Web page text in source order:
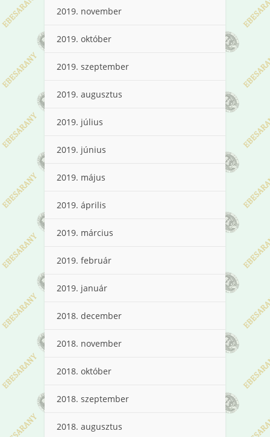
2019. november
2019. október
2019. szeptember
2019. augusztus
2019. július
2019. június
2019. május
2019. április
2019. március
2019. február
2019. január
2018. december
2018. november
2018. október
2018. szeptember
2018. augusztus